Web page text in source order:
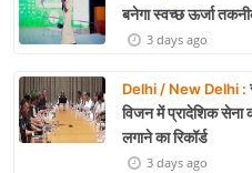
बनेगा स्वच्छ ऊर्जा
3 days ago
Delhi / New Delhi :
विजन में प्रादेशिक सेना
लगाने का रिकॉर्ड
3 days ago